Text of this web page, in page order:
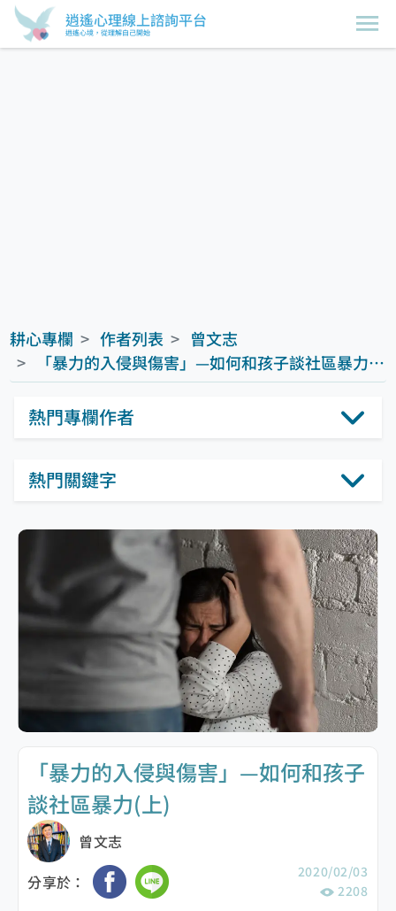
逍遙心理線上諮詢平台
逍遙心境，從理解自己開始
「暴力的入侵與傷害」—如何和孩子
談社區暴力(上)
曾文志
分享於：
2020/02/03
2208
熱門關鍵字
熱門專欄作者
耕心專欄 作者列表
曾文志
「暴力的入侵與傷害」—如何和孩子談社區暴力(上)